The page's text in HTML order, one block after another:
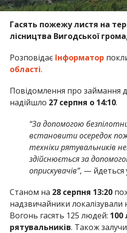
Гасять пожежу листя на
лісництва Вигодської
РозповідаєІнформатор
області.
Повідомлення про займання
надійшло 27 серпня о 14:10.
“За допомогою
встановити осередок
техніки рятувальників
здійснюється за
оприскувачів”, — йдеться
Станом на 28 серпня 13:20
надзвичайники локалізували
Вогонь гасять 125 людей: 100
рятувальників. Також